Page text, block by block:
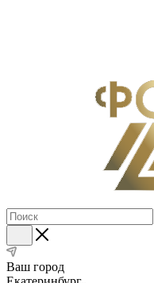
Ваш город